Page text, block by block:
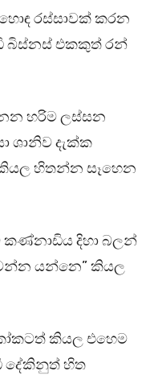
රස්සාවක් කරන
බිස්නස් එකකුත් රන්
හරිම ලස්සන
ශානිව දැක්ක
හිතන්න සෑහෙන
කණ්නාඩිය දිහා බලන්
යන්නෙ” කියල
කියල එහෙම
දේකිනුත් හිත